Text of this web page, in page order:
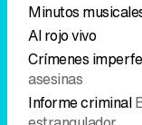
Minutos
Al rojo vivo
Crímenes
asesinas
Informe criminal